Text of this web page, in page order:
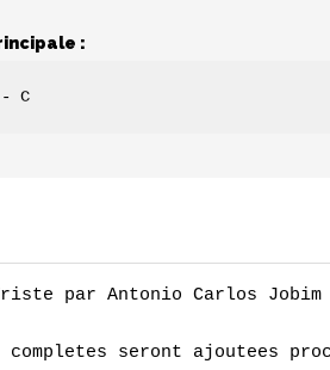
:
C
par Antonio Carlos Jobim
completes seront ajoutees